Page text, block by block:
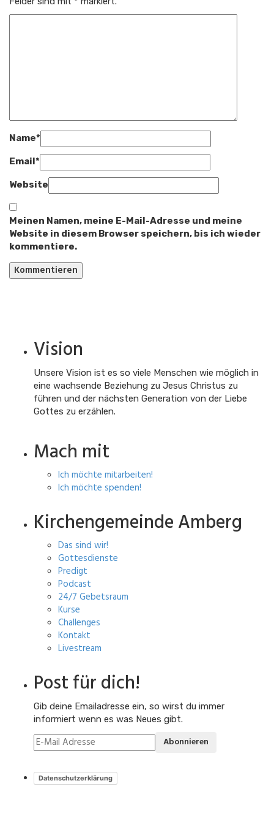
Name*
Email*
Website
Meinen Namen, meine E-Mail-Adresse und meine
Website in diesem Browser speichern, bis ich wieder
kommentiere.
Vision
Unsere Vision ist es so viele Menschen wie möglich in
eine wachsende Beziehung zu Jesus Christus zu
führen und der nächsten Generation von der Liebe
Gottes zu erzählen.
Mach mit
Ich möchte mitarbeiten!
Ich möchte spenden!
Kirchengemeinde Amberg
Das sind wir!
Gottesdienste
Predigt
Podcast
24/7 Gebetsraum
Kurse
Challenges
Kontakt
Livestream
Post für dich!
Gib deine Emailadresse ein, so wirst du immer
informiert wenn es was Neues gibt.
Abonnieren
Datenschutzerklärung